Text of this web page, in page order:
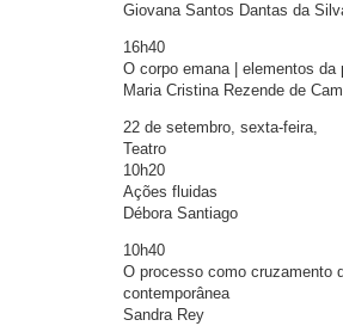
Giovana Santos Dantas da
16h40
O corpo emana | elementos
Maria Cristina Rezende de
22 de setembro, sexta-feira,
Teatro
10h20
Ações fluidas
Débora Santiago
10h40
O processo como cruzamento
contemporânea
Sandra Rey